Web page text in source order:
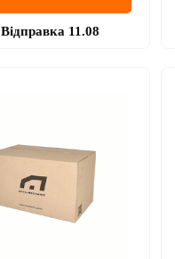
Відправка 11.08